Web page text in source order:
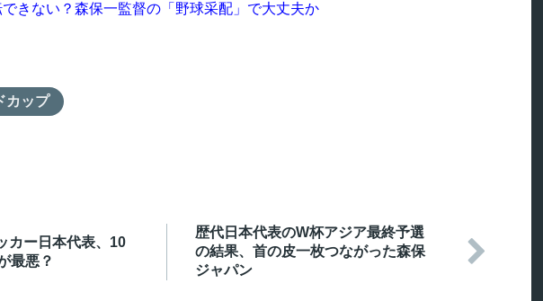
きない？森保一監督の「野球采配」で大丈夫か
カップ
カー日本代表、10
最悪？
歴代日本代表のW杯アジア最終予選
の結果、首の皮一枚つながった森保
ジャパン
